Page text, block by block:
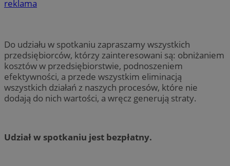
reklama
Do udziału w spotkaniu zapraszamy wszystkich
przedsiębiorców, którzy zainteresowani są: obniżaniem
kosztów w przedsiębiorstwie, podnoszeniem
efektywności, a przede wszystkim eliminacją
wszystkich działań z naszych procesów, które nie
dodają do nich wartości, a wręcz generują straty.
Udział w spotkaniu jest bezpłatny.